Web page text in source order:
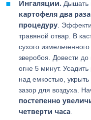
Ингаляции. Дышать
картофеля два
процедуру .
травяной отвар. В
сухого
зверобоя. Довести
огне 5 минут.
над емкостью,
зазор для воздуха.
постепенно
четверти часа